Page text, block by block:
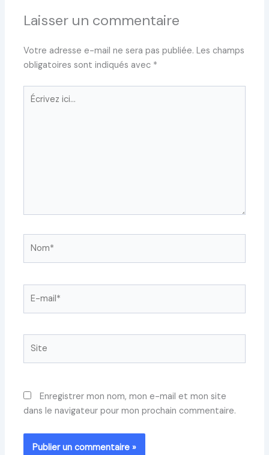
Laisser un commentaire
Votre adresse e-mail ne sera pas publiée. Les champs
obligatoires sont indiqués avec *
Écrivez
mail*
Enregistrer mon nom, mon e-mail et mon site
dans le navigateur pour mon prochain commentaire.